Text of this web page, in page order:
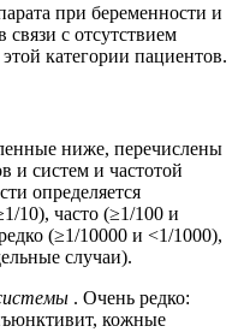
при беременности и
с отсутствием
категории пациентов.
ниже, перечислены
и систем и частотой
определяется
10), часто (≥1/100 и
(≥1/10000 и <1/1000),
случаи).
. Очень редко:
кожные